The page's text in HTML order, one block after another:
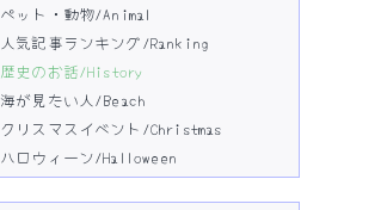
ペット・動物/Animal
人気記事ランキング/Ranking
歴史のお話/History
海が見たい人/Beach
クリスマスイベント/Christmas
ハロウィーン/Halloween